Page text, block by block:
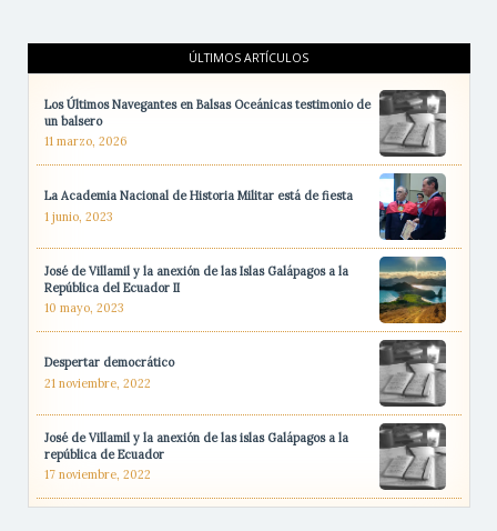
ÚLTIMOS ARTÍCULOS
Los Últimos Navegantes en Balsas Oceánicas testimonio de
un balsero
11 marzo, 2026
La Academia Nacional de Historia Militar está de fiesta
1 junio, 2023
José de Villamil y la anexión de las Islas Galápagos a la
República del Ecuador II
10 mayo, 2023
Despertar democrático
21 noviembre, 2022
José de Villamil y la anexión de las islas Galápagos a la
república de Ecuador
17 noviembre, 2022